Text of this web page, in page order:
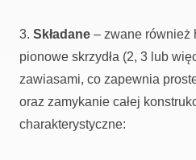
3. Składane – zwane również
pionowe skrzydła (2, 3 lub
zawiasami, co zapewnia
oraz zamykanie całej
charakterystyczne: